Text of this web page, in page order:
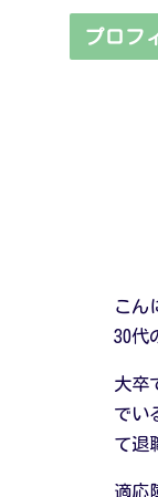
プロフ
こん
30代
大卒
でい
て退
適応